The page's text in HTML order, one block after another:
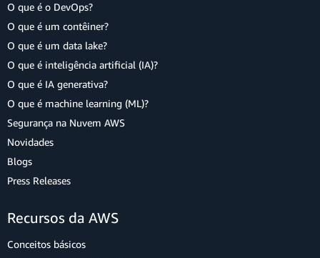
O que é o DevOps?
O que é um contêiner?
O que é um data lake?
O que é inteligência artificial (IA)?
O que é IA generativa?
O que é machine learning (ML)?
Segurança na Nuvem AWS
Novidades
Blogs
Press Releases
Recursos da AWS
Conceitos básicos